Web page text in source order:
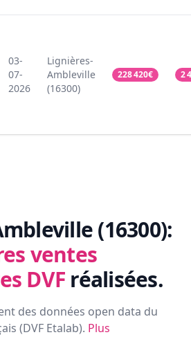
03-
07-
2026
Lignières-
Ambleville
(16300)
228 420€ 2
(16300):
ventes
DVF réalisées.
des données open data du
(DVF Etalab). Plus